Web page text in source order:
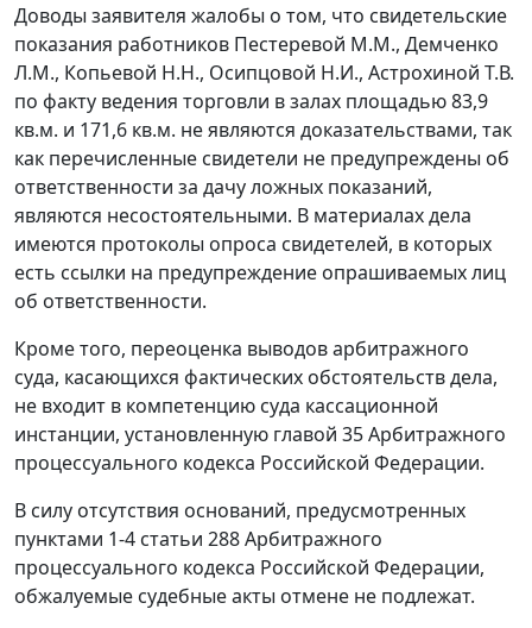
Доводы заявителя жалобы о том, что свидетельские
показания работников Пестеревой М.М., Демченко
Л.М., Копьевой Н.Н., Осипцовой Н.И., Астрохиной Т.В.
по факту ведения торговли в залах площадью 83,9
кв.м. и 171,6 кв.м. не являются доказательствами, так
как перечисленные свидетели не предупреждены об
ответственности за дачу ложных показаний,
являются несостоятельными. В материалах дела
имеются протоколы опроса свидетелей, в которых
есть ссылки на предупреждение опрашиваемых лиц
об ответственности.
Кроме того, переоценка выводов арбитражного
суда, касающихся фактических обстоятельств дела,
не входит в компетенцию суда кассационной
инстанции, установленную главой 35Арбитражного
процессуального кодекса Российской Федерации.
В силу отсутствия оснований, предусмотренных
пунктами 1-4 статьи 288Арбитражного
процессуального кодекса Российской Федерации,
обжалуемые судебные акты отмене не подлежат.